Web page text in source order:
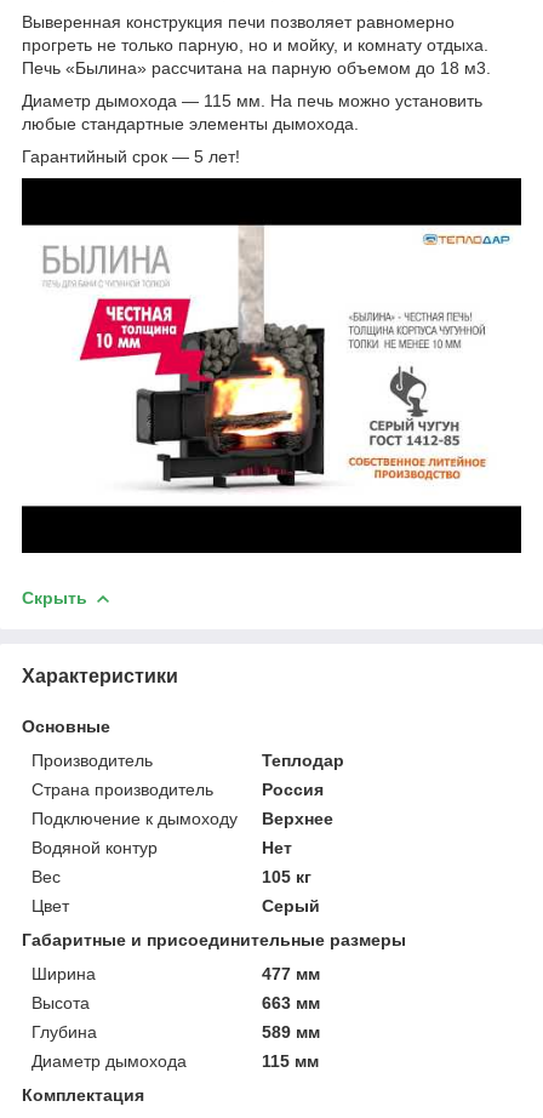
Выверенная конструкция печи позволяет равномерно
прогреть не только парную, но и мойку, и комнату отдыха.
Печь «Былина» рассчитана на парную объемом до 18 м3
Диаметр дымохода — 115 мм. На печь можно установить
любые стандартные элементы дымохода.
Гарантийный срок — 5 лет!
Скрыть
Характеристики
Основные
Производитель
Теплодар
Страна производитель
Россия
Подключение к дымоходу
Верхнее
Водяной контур
Нет
Вес
105 кг
Цвет
Серый
Габаритные и присоединительные размеры
Ширина
477 мм
Высота
663 мм
Глубина
589 мм
Диаметр дымохода
115 мм
Комплектация